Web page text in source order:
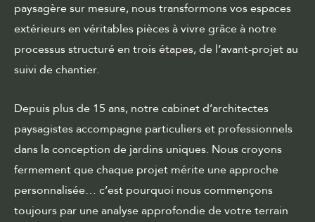
paysagère sur mesure, nous transformons vos espaces
extérieurs en véritables pièces à vivre grâce à notre
processus structuré en trois étapes, de l’avant-projet au
suivi de chantier.
Depuis plus de 15 ans, notre cabinet d’architectes
paysagistes accompagne particuliers et professionnels
dans la conception de jardins uniques. Nous croyons
fermement que chaque projet mérite une approche
personnalisée… c’est pourquoi nous commençons
toujours par une analyse approfondie de votre terrain